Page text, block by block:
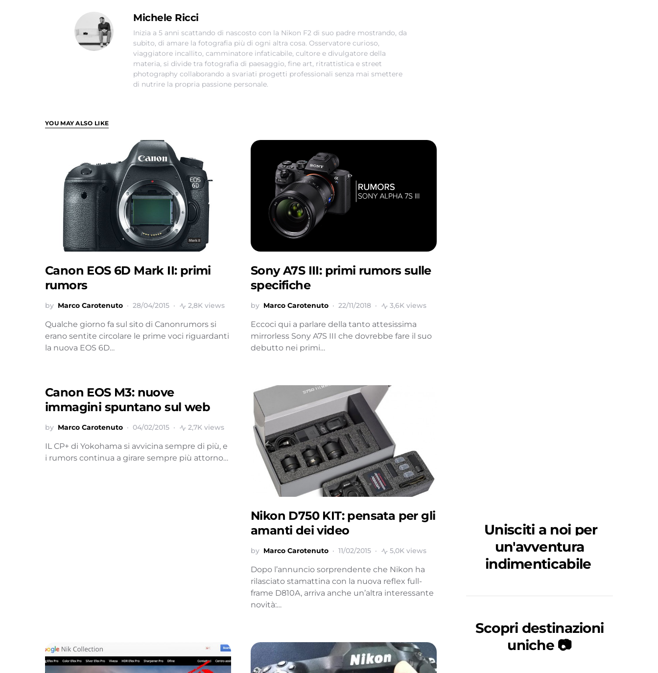
Michele Ricci
Inizia a 5 anni scattando di nascosto con la Nikon F2 di suo padre mostrando, da
subito, di amare la fotografia più di ogni altra cosa. Osservatore curioso,
viaggiatore incallito, camminatore infaticabile, cultore e divulgatore della
materia, si divide tra fotografia di paesaggio, fine art, ritrattistica e street
photography collaborando a svariati progetti professionali senza mai smettere
di nutrire la propria passione personale.
YOU MAY ALSO LIKE
Canon EOS 6D Mark II: primi
rumors
by Marco Carotenuto 28/04/2015 2,8K views
Qualche giorno fa sul sito di Canonrumors si
erano sentite circolare le prime voci riguardanti
la nuova EOS 6D…
Sony A7S III: primi rumors sulle
specifiche
by Marco Carotenuto 22/11/2018 3,6K views
Eccoci qui a parlare della tanto attesissima
mirrorless Sony A7S III che dovrebbe fare il suo
debutto nei primi…
Canon EOS M3: nuove
immagini spuntano sul web
by Marco Carotenuto 04/02/2015 2,7K views
IL CP+ di Yokohama si avvicina sempre di più, e
i rumors continua a girare sempre più attorno…
Nikon D750 KIT: pensata per gli
amanti dei video
by Marco Carotenuto 11/02/2015 5,0K views
Dopo l’annuncio sorprendente che Nikon ha
rilasciato stamattina con la nuova reflex full-
frame D810A, arriva anche un’altra interessante
novità:…
Unisciti a noi per
un'avventura
indimenticabile
Scopri destinazioni
uniche 📷